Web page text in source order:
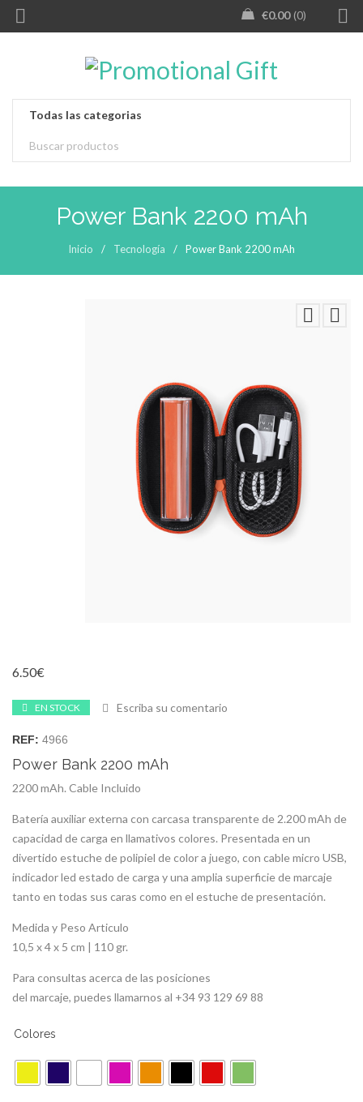
0.00
€ 0
Power Bank 2200 mAh
Inicio / Tecnología / Power Bank 2200 mAh
6.50€
EN STOCK Escriba su comentario
REF: 4966
Power Bank 2200 mAh
2200 mAh. Cable Incluido
Batería auxiliar externa con carcasa transparente de 2.200 mAh de
capacidad de carga en llamativos colores. Presentada en un
divertido estuche de polipiel de color a juego, con cable micro USB,
indicador led estado de carga y una amplia superficie de marcaje
tanto en todas sus caras como en el estuche de presentación.
Medida y Peso Articulo
10,5 x 4 x 5 cm | 110 gr.
Para consultas acerca de las posiciones
del marcaje, puedes llamarnos al +34 93 129 69 88
Colores